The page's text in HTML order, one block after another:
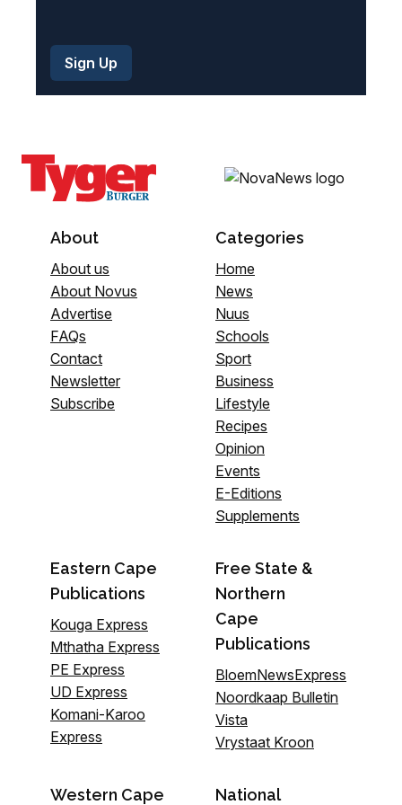
About
About us
About Novus
Advertise
FAQs
Contact
Newsletter
Subscribe
Categories
Home
News
Nuus
Schools
Sport
Business
Lifestyle
Recipes
Opinion
Events
E-Editions
Supplements
Eastern Cape
Publications
Kouga Express
Mthatha Express
PE Express
UD Express
Komani-Karoo
Express
Free State &
Northern
Cape
Publications
BloemNewsExpress
Noordkaap Bulletin
Vista
Vrystaat Kroon
Western Cape National